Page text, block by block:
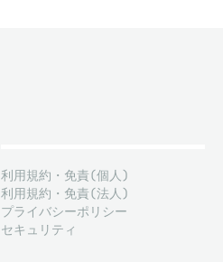
利用規約・免責(個人)
利用規約・免責(法人)
プライバシーポリシー
セキュリティ